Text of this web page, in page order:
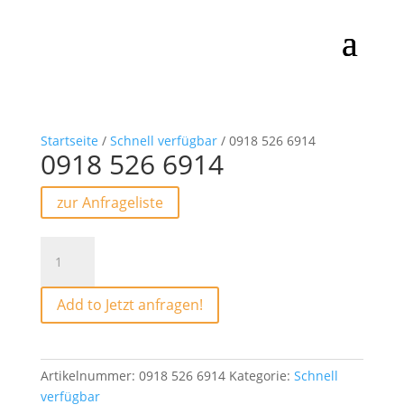
Startseite / Schnell verfügbar/ 0918 526 6914
0918 526 6914
zur Anfrageliste
526
6914
Menge
Add to Jetzt anfragen!
Artikelnummer: 0918 526 6914 Kategorie: Schnell
verfügbar